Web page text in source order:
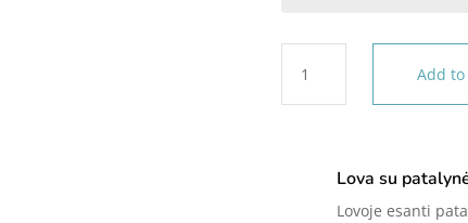
lova
su
quantity
Add
Lova su
Lovoje esanti